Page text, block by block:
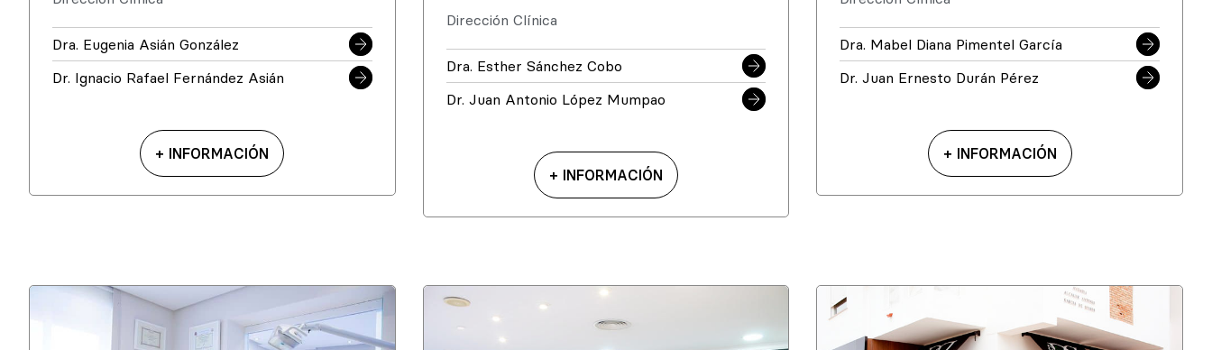
Dra. Eugenia Asián González
Dr. Ignacio Rafael Fernández Asián
+ INFORMACIÓN
Dirección Clínica
Dra. Esther Sánchez Cobo
Dr. Juan Antonio López Mumpao
+ INFORMACIÓN
Dra. Mabel Diana Pimentel García
Dr. Juan Ernesto Durán Pérez
+ INFORMACIÓN